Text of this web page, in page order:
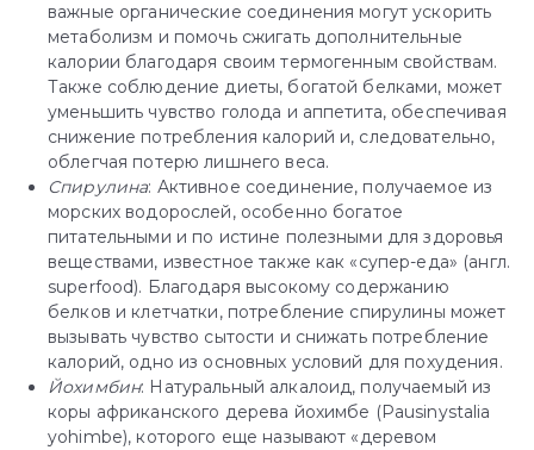
важные органические соединения могут ускорить
метаболизм и помочь сжигать дополнительные
калории благодаря своим термогенным свойствам.
Также соблюдение диеты, богатой белками, может
уменьшить чувство голода и аппетита, обеспечивая
снижение потребления калорий и, следовательно,
облегчая потерю лишнего веса.
Спирулина: Активное соединение, получаемое из
морских водорослей, особенно богатое
питательными и по истине полезными для здоровья
веществами, известное также как «супер-еда» (англ.
superfood). Благодаря высокому содержанию
белков и клетчатки, потребление спирулины может
вызывать чувство сытости и снижать потребление
калорий, одно из основных условий для похудения.
Йохимбин: Натуральный алкалоид, получаемый из
коры африканского дерева йохимбе (Pausinystalia
yohimbe), которого еще называют «деревом